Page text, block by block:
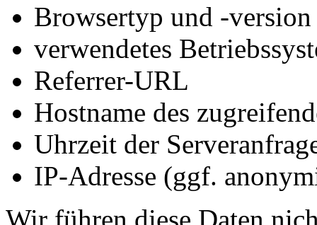
Browsertyp und -version
verwendetes
Referrer-URL
Hostname des
Uhrzeit der
IP-Adresse (ggf.